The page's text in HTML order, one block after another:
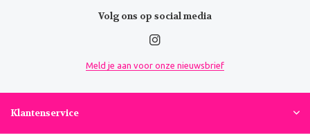
Volg ons op social media
Meld je aan voor onze nieuwsbrief
Klantenservice